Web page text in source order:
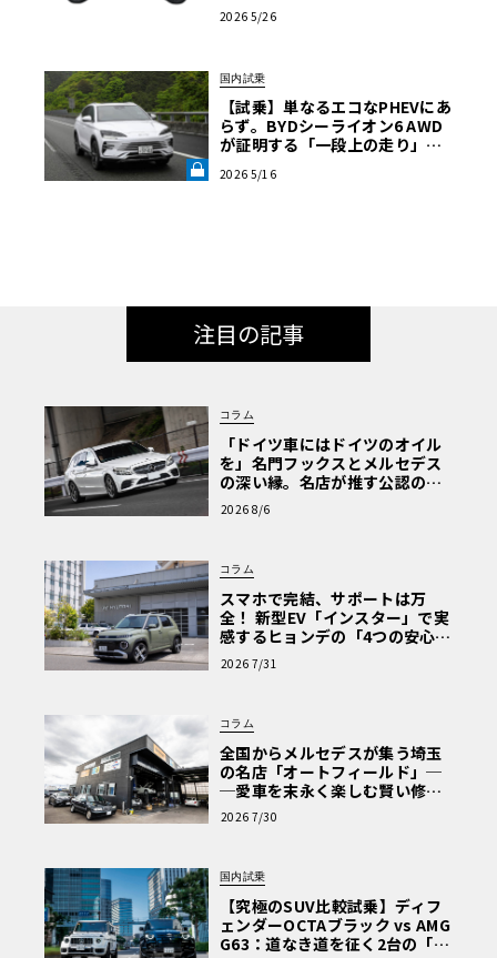
ミート2026横浜】
2026 5/26
国内試乗
【試乗】単なるエコなPHEVにあ
らず。BYDシーライオン6 AWD
が証明する「一段上の走り」と
2026 5/16
注目の記事
コラム
「ドイツ車にはドイツのオイル
を」名門フックスとメルセデス
の深い縁。名店が推す公認の安
心と、Cクラスで味わうシルキー
な走り〈PR〉
2026 8/6
コラム
スマホで完結、サポートは万
全！ 新型EV「インスター」で実
感するヒョンデの「4つの安心」
【第1回・ヒョンデ6つの疑問：
Why? Hyundai?】〈PR〉
2026 7/31
コラム
全国からメルセデスが集う埼玉
の名店「オートフィールド」─
─愛車を末永く楽しむ賢い修理
術と、プロがフックス製オイル
を選ぶ理由〈PR〉
2026 7/30
国内試乗
【究極のSUV比較試乗】ディフ
ェンダーOCTAブラック vs AMG
G63：道なき道を征く2台の「対